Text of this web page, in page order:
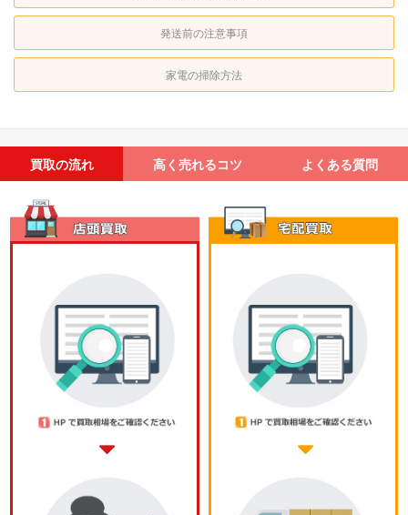
発送前の注意事項
家電の掃除方法
買取の流れ 高く売れるコツ よくある質問